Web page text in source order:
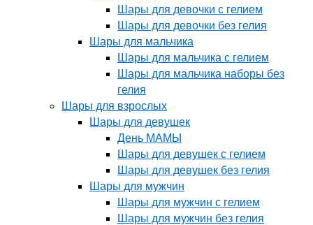
Шары для девочки с гелием
Шары для девочки без гелия
Шары для мальчика
Шары для мальчика с гелием
Шары для мальчика наборы без
гелия
Шары для взрослых
Шары для девушек
День МАМЫ
Шары для девушек с гелием
Шары для девушек без гелия
Шары для мужчин
Шары для мужчин с гелием
Шары для мужчин без гелия